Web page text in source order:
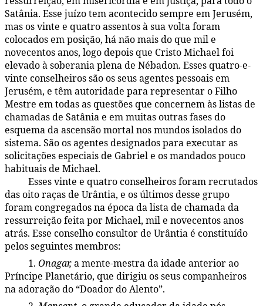
Satânia. Esse juízo tem acontecido sempre em Jerusém,
mas os vinte e quatro assentos à sua volta foram
colocados em posição, há não mais do que mil e
novecentos anos, logo depois que Cristo Michael foi
elevado à soberania plena de Nébadon. Esses quatro-e-
vinte conselheiros são os seus agentes pessoais em
Jerusém, e têm autoridade para representar o Filho
Mestre em todas as questões que concernem às listas de
chamadas de Satânia e em muitas outras fases do
esquema da ascensão mortal nos mundos isolados do
sistema. São os agentes designados para executar as
solicitações especiais de Gabriel e os mandados pouco
habituais de Michael.
Esses vinte e quatro conselheiros foram recrutados
das oito raças de Urântia, e os últimos desse grupo
foram congregados na época da lista de chamada da
ressurreição feita por Michael, mil e novecentos anos
atrás. Esse conselho consultor de Urântia é constituído
pelos seguintes membros:
1. Onagar,a mente-mestra da idade anterior ao
Príncipe Planetário, que dirigiu os seus companheiros
na adoração do “Doador do Alento”.